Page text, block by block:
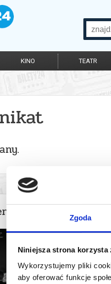
Zgoda
Niniejsza strona korzysta
Wykorzystujemy pliki
aby oferować funkcje
KINO TEATR
organizatora